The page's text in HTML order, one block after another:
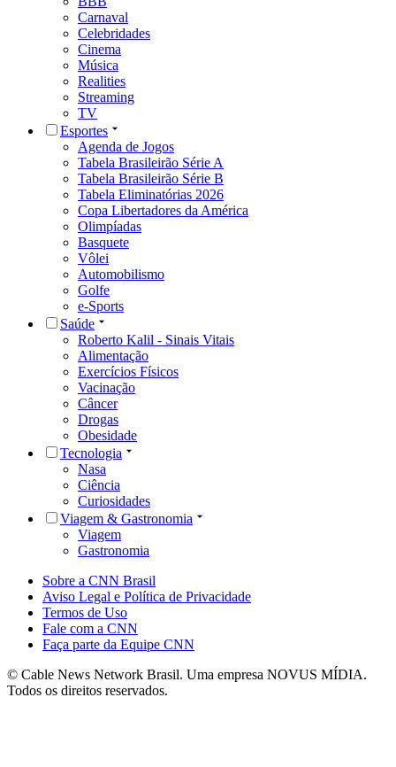
Carnaval
Celebridades
Cinema
Música
Realities
Streaming
TV
Esportes
Agenda de Jogos
Tabela Brasileirão Série A
Tabela Brasileirão Série B
Tabela Eliminatórias 2026
Copa Libertadores da América
Olimpíadas
Basquete
Vôlei
Automobilismo
Golfe
e-Sports
Saúde
Roberto Kalil - Sinais Vitais
Alimentação
Exercícios Físicos
Vacinação
Câncer
Drogas
Obesidade
Tecnologia
Nasa
Ciência
Curiosidades
Viagem & Gastronomia
Viagem
Gastronomia
Sobre a CNN Brasil
Aviso Legal e Política de Privacidade
Termos de Uso
Fale com a CNN
Faça parte da Equipe CNN
© Cable News Network Brasil. Uma empresa NOVUS MÍDIA.
Todos os direitos reservados.